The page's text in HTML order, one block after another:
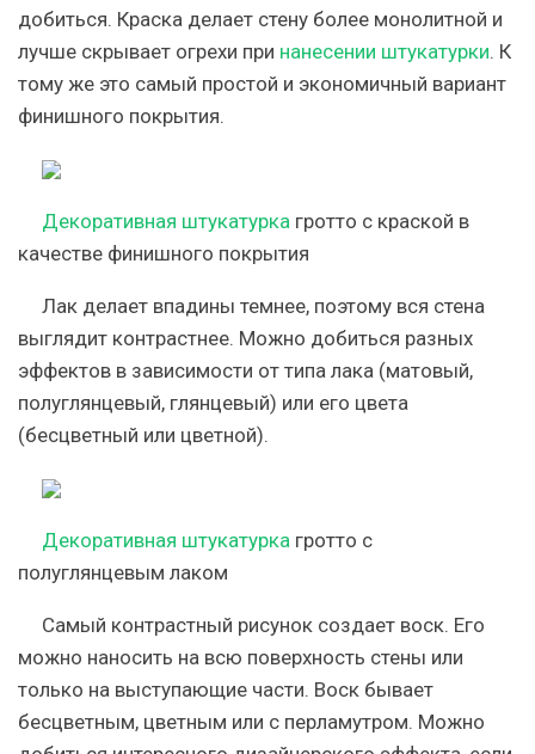
добиться. Краска делает стену более монолитной и
лучше скрывает огрехи при нанесении штукатурки. К
тому же это самый простой и экономичный вариант
финишного покрытия.
Декоративная штукатурка гротто с краской в
качестве финишного покрытия
Лак делает впадины темнее, поэтому вся стена
выглядит контрастнее. Можно добиться разных
эффектов в зависимости от типа лака (матовый,
полуглянцевый, глянцевый) или его цвета
(бесцветный или цветной).
Декоративная штукатурка гротто с
полуглянцевым лаком
Самый контрастный рисунок создает воск. Его
можно наносить на всю поверхность стены или
только на выступающие части. Воск бывает
бесцветным, цветным или с перламутром. Можно